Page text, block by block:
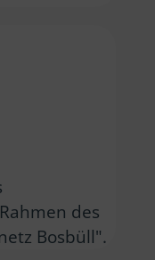
des
Bosbüll".